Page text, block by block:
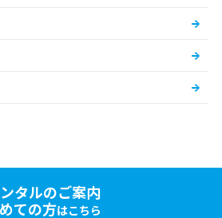
タルのご案内
ての方はこちら